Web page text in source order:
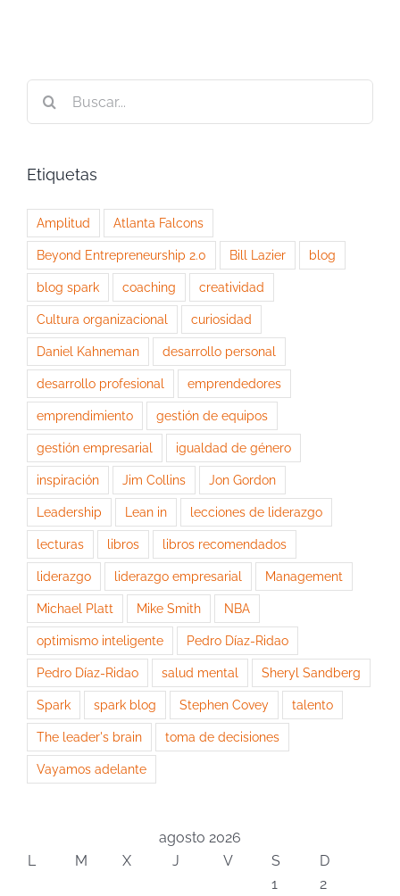
Etiquetas
Amplitud Atlanta Falcons
Beyond Entrepreneurship 2.0 Bill Lazier blog
blog spark coaching creatividad
Cultura organizacional curiosidad
Daniel Kahneman desarrollo personal
desarrollo profesional emprendedores
emprendimiento gestión de equipos
gestión empresarial igualdad de género
inspiración Jim Collins Jon Gordon
Leadership Lean in lecciones de liderazgo
lecturas libros libros recomendados
liderazgo liderazgo empresarial Management
Michael Platt Mike Smith NBA
optimismo inteligente Pedro Díaz-Ridao
Pedro Díaz-Ridao salud mental Sheryl Sandberg
Spark spark blog Stephen Covey talento
The leader's brain toma de decisiones
Vayamos adelante
agosto 2026
L
M X J V S
D
1
2